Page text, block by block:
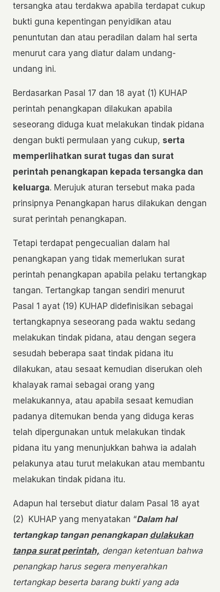
tersangka atau terdakwa apabila terdapat cukup
bukti guna kepentingan penyidikan atau
penuntutan dan atau peradilan dalam hal serta
menurut cara yang diatur dalam undang-
undang ini.
Berdasarkan Pasal 17 dan 18 ayat (1) KUHAP
perintah penangkapan dilakukan apabila
seseorang diduga kuat melakukan tindak pidana
dengan bukti permulaan yang cukup, serta
memperlihatkan surat tugas dan surat
perintah penangkapan kepada tersangka dan
keluarga. Merujuk aturan tersebut maka pada
prinsipnya Penangkapan harus dilakukan dengan
surat perintah penangkapan.
Tetapi terdapat pengecualian dalam hal
penangkapan yang tidak memerlukan surat
perintah penangkapan apabila pelaku tertangkap
tangan. Tertangkap tangan sendiri menurut
Pasal 1 ayat (19) KUHAP didefinisikan sebagai
tertangkapnya seseorang pada waktu sedang
melakukan tindak pidana, atau dengan segera
sesudah beberapa saat tindak pidana itu
dilakukan, atau sesaat kemudian diserukan oleh
khalayak ramai sebagai orang yang
melakukannya, atau apabila sesaat kemudian
padanya ditemukan benda yang diduga keras
telah dipergunakan untuk melakukan tindak
pidana itu yang menunjukkan bahwa ia adalah
pelakunya atau turut melakukan atau membantu
melakukan tindak pidana itu.
Adapun hal tersebut diatur dalam Pasal 18 ayat
(2) KUHAP yang menyatakan “Dalam hal
tertangkap tangan penangkapan dulakukan
tanpa surat perintah, dengan ketentuan bahwa
penangkap harus segera menyerahkan
tertangkap beserta barang bukti yang ada